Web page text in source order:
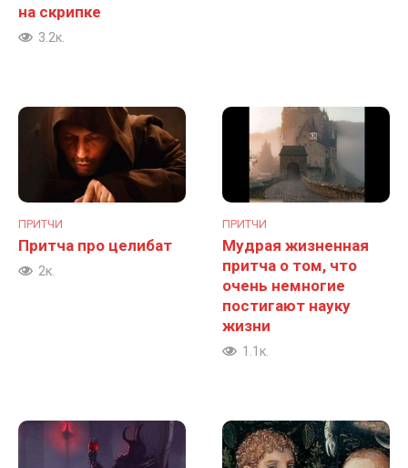
на скрипке
3.2к.
ПРИТЧИ
Притча про целибат
2к.
ПРИТЧИ
Мудрая жизненная
притча о том, что
очень немногие
постигают науку
жизни
1.1к.